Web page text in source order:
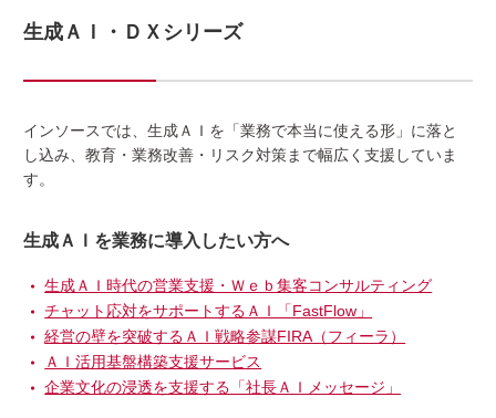
生成ＡＩ・ＤＸシリーズ
インソースでは、生成ＡＩを「業務で本当に使える形」に落と
し込み、教育・業務改善・リスク対策まで幅広く支援していま
す。
生成ＡＩを業務に導入したい方へ
生成ＡＩ時代の営業支援・Ｗｅｂ集客コンサルティング
チャット応対をサポートするＡＩ「FastFlow」
経営の壁を突破するＡＩ戦略参謀FIRA（フィーラ）
ＡＩ活用基盤構築支援サービス
企業文化の浸透を支援する「社長ＡＩメッセージ」